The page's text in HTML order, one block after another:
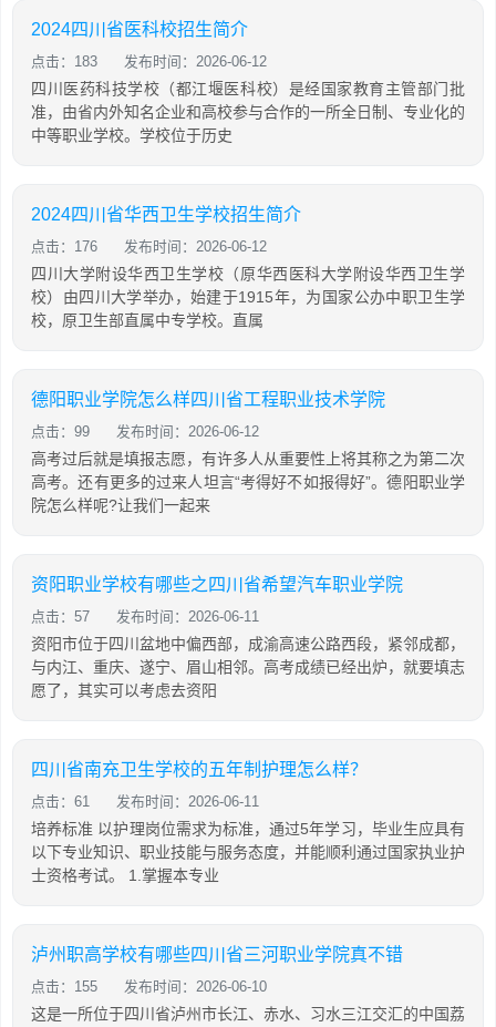
2024四川省医科校招生简介
点击：183 发布时间：2026-06-12
四川医药科技学校（都江堰医科校）是经国家教育主管部门批
准，由省内外知名企业和高校参与合作的一所全日制、专业化的
中等职业学校。学校位于历史
2024四川省华西卫生学校招生简介
点击：176 发布时间：2026-06-12
四川大学附设华西卫生学校（原华西医科大学附设华西卫生学
校）由四川大学举办，始建于1915年，为国家公办中职卫生学
校，原卫生部直属中专学校。直属
德阳职业学院怎么样四川省工程职业技术学院
点击：99 发布时间：2026-06-12
高考过后就是填报志愿，有许多人从重要性上将其称之为第二次
高考。还有更多的过来人坦言“考得好不如报得好”。德阳职业学
院怎么样呢?让我们一起来
资阳职业学校有哪些之四川省希望汽车职业学院
点击：57 发布时间：2026-06-11
资阳市位于四川盆地中偏西部，成渝高速公路西段，紧邻成都，
与内江、重庆、遂宁、眉山相邻。高考成绩已经出炉，就要填志
愿了，其实可以考虑去资阳
四川省南充卫生学校的五年制护理怎么样？
点击：61 发布时间：2026-06-11
培养标准 以护理岗位需求为标准，通过5年学习，毕业生应具有
以下专业知识、职业技能与服务态度，并能顺利通过国家执业护
士资格考试。 1.掌握本专业
泸州职高学校有哪些四川省三河职业学院真不错
点击：155 发布时间：2026-06-10
这是一所位于四川省泸州市长江、赤水、习水三江交汇的中国荔